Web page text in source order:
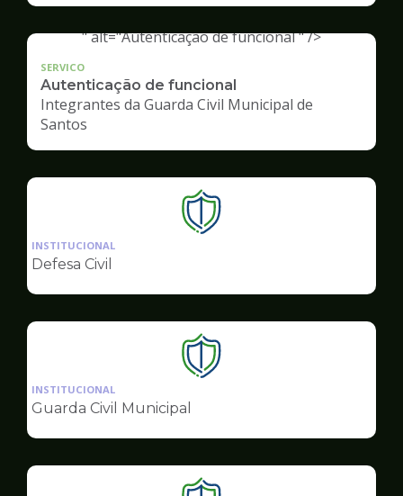
" alt="Autenticação de funcional " />
SERVICO
Autenticação de funcional
Integrantes da Guarda Civil Municipal de
Santos
Ilustração
da
Segurança
INSTITUCIONAL
Defesa Civil
Ilustração
da
Segurança
INSTITUCIONAL
Guarda Civil Municipal